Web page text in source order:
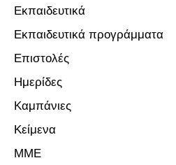
Εκπαιδευτικά
Εκπαιδευτικά προγράμματα
Επιστολές
Ημερίδες
Καμπάνιες
Κείμενα
ΜΜΕ